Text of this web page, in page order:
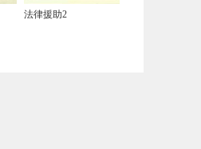
法律援助2